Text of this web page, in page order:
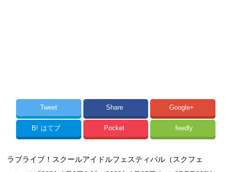
Tweet Share Google+
B! はてブ Pocket feedly
ラブライブ！スクールアイドルフェスティバル（スクフェ